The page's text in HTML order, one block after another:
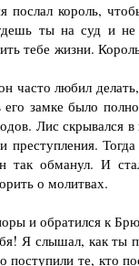
король,
ты на суд и
тебе жизни.
часто любил
замке было
Лис скрывался
преступления.
так обманул. И
о молитвах.
и обратился к
Я слышал, как ты
те, кто